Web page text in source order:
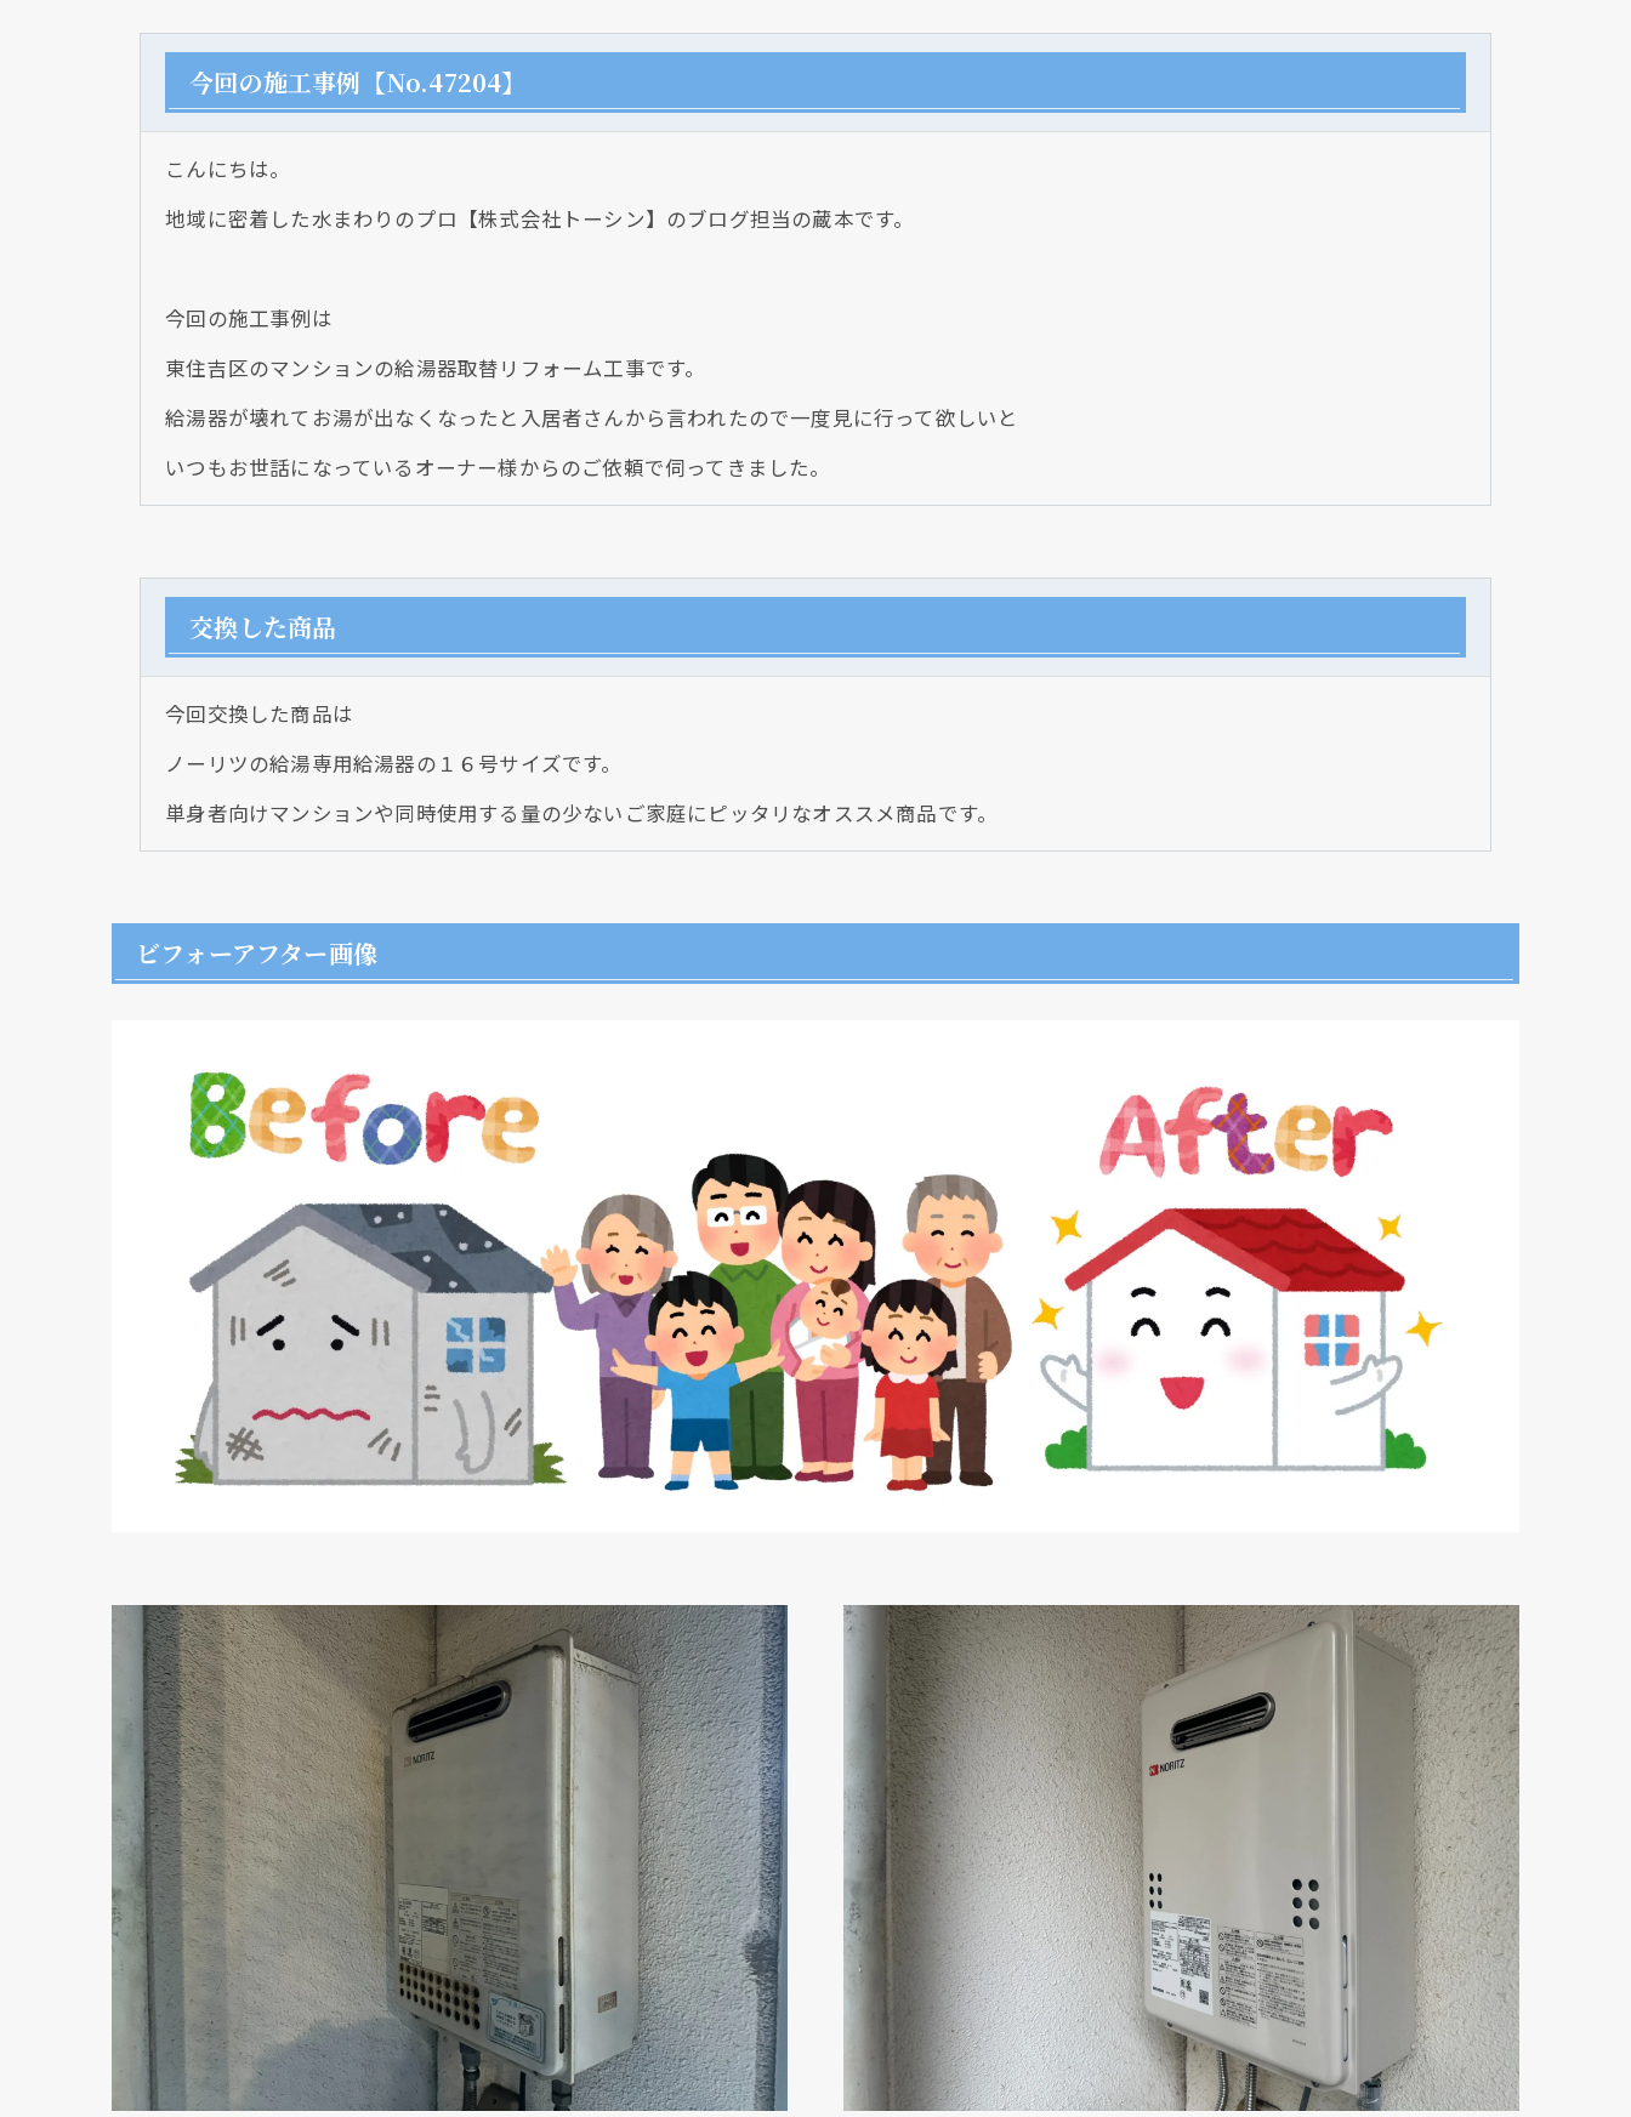
今回の施工事例【No.47204】
こんにちは。
地域に密着した水まわりのプロ【株式会社トーシン】のブログ担当の蔵本です。
今回の施工事例は
東住吉区のマンションの給湯器取替リフォーム工事です。
給湯器が壊れてお湯が出なくなったと入居者さんから言われたので一度見に行って欲しいと
いつもお世話になっているオーナー様からのご依頼で伺ってきました。
交換した商品
今回交換した商品は
ノーリツの給湯専用給湯器の１６号サイズです。
単身者向けマンションや同時使用する量の少ないご家庭にピッタリなオススメ商品です。
ビフォーアフター画像